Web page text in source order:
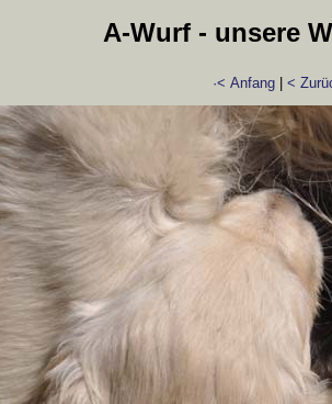
A-Wurf - unsere
·< Anfang| <